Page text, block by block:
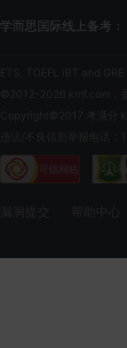
学而思国际线上备考：
ETS, TOEFL iBT and
©2012-2026 kmf.com，
Copyright©2017 考满分
违法/不良信息举报电话